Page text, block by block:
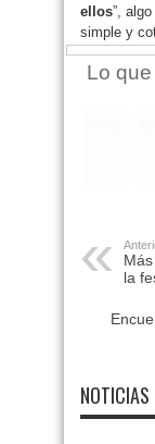
ellos”,
simple y
Lo
la
NOTICIAS